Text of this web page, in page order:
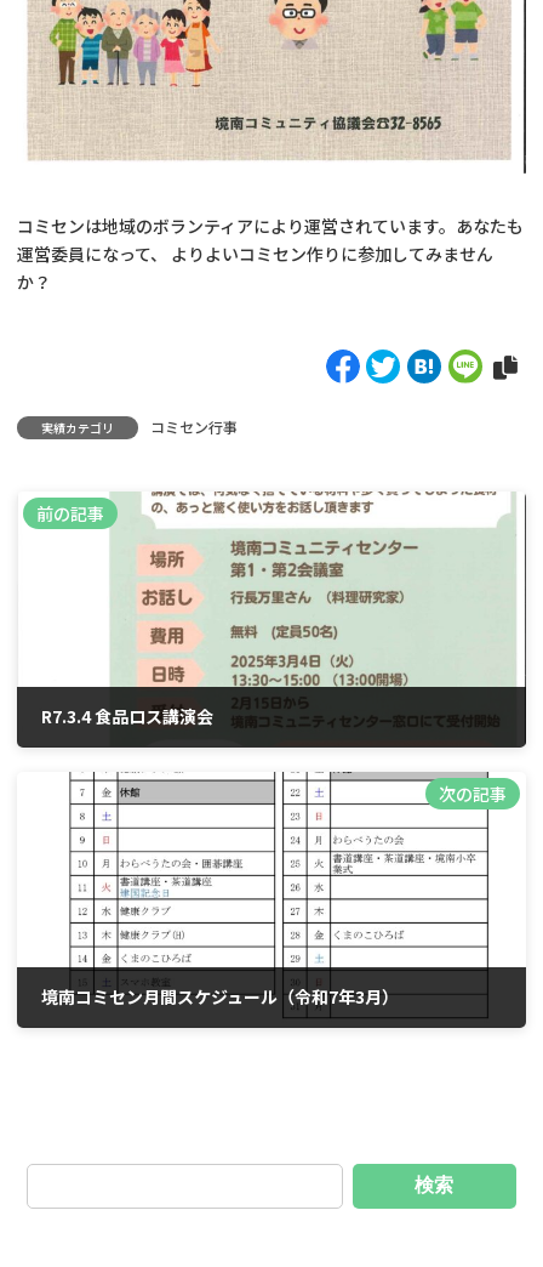
コミセンは地域のボランティアにより運営されています。あなたも
運営委員になって、 よりよいコミセン作りに参加してみません
か？
実績カテゴリ コミセン行事
前の記事
R7.3.4 食品ロス講演会
次の記事
境南コミセン月間スケジュール（令和7年3月）
検索